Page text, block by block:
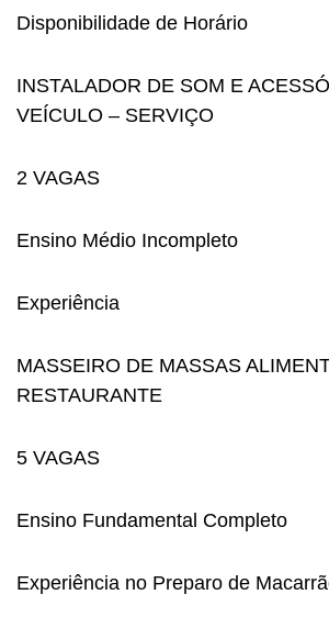
Disponibilidade de Horário
INSTALADOR DE SOM E
VEÍCULO – SERVIÇO
2 VAGAS
Ensino Médio Incompleto
Experiência
MASSEIRO DE MASSAS
RESTAURANTE
5 VAGAS
Ensino Fundamental Completo
Experiência no Preparo de